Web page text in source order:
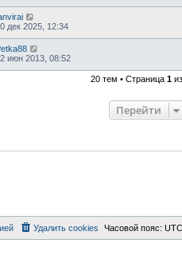
дек 2025, 12:34
июн 2013, 08:52
20 тем • Страница 1 из
Перейти
Часовой пояс: UTC
Удалить cookies